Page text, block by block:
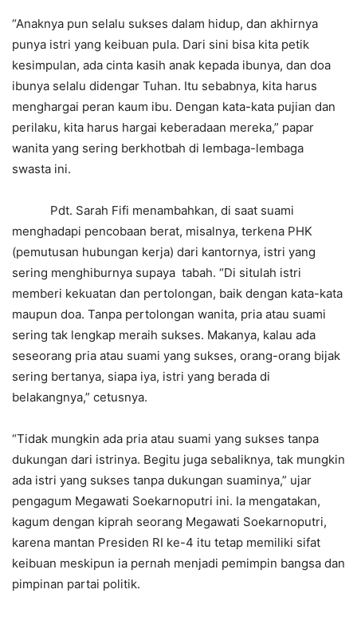
“Anaknya pun selalu sukses dalam hidup, dan akhirnya
punya istri yang keibuan pula. Dari sini bisa kita petik
kesimpulan, ada cinta kasih anak kepada ibunya, dan doa
ibunya selalu didengar Tuhan. Itu sebabnya, kita harus
menghargai peran kaum ibu. Dengan kata-kata pujian dan
perilaku, kita harus hargai keberadaan mereka,” papar
wanita yang sering berkhotbah di lembaga-lembaga
swasta ini.
Pdt. Sarah Fifi menambahkan, di saat suami
menghadapi pencobaan berat, misalnya, terkena PHK
(pemutusan hubungan kerja) dari kantornya, istri yang
sering menghiburnya supaya tabah. “Di situlah istri
memberi kekuatan dan pertolongan, baik dengan kata-kata
maupun doa. Tanpa pertolongan wanita, pria atau suami
sering tak lengkap meraih sukses. Makanya, kalau ada
seseorang pria atau suami yang sukses, orang-orang bijak
sering bertanya, siapa iya, istri yang berada di
belakangnya,” cetusnya.
“Tidak mungkin ada pria atau suami yang sukses tanpa
dukungan dari istrinya. Begitu juga sebaliknya, tak mungkin
ada istri yang sukses tanpa dukungan suaminya,” ujar
pengagum Megawati Soekarnoputri ini. Ia mengatakan,
kagum dengan kiprah seorang Megawati Soekarnoputri,
karena mantan Presiden RI ke-4 itu tetap memiliki sifat
keibuan meskipun ia pernah menjadi pemimpin bangsa dan
pimpinan partai politik.